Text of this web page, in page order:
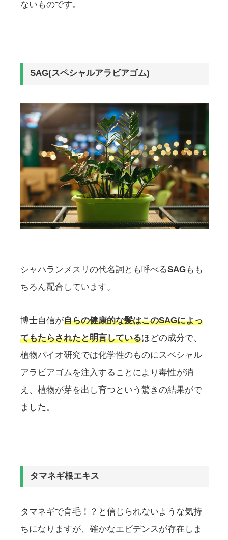
ないものです。
SAG(スペシャルアラビアゴム)
シャハランメスリの代名詞とも呼べるSAGもも
ちろん配合しています。
博士自信が自らの健康的な髪はこのSAGによっ
てもたらされたと明言しているほどの成分で、
植物バイオ研究では化学性のものにスペシャル
アラビアゴムを注入することにより毒性が消
え、植物が芽を出し育つという驚きの結果がで
ました。
タマネギ根エキス
タマネギで育毛！？と信じられないような気持
ちになりますが、確かなエビデンスが存在しま